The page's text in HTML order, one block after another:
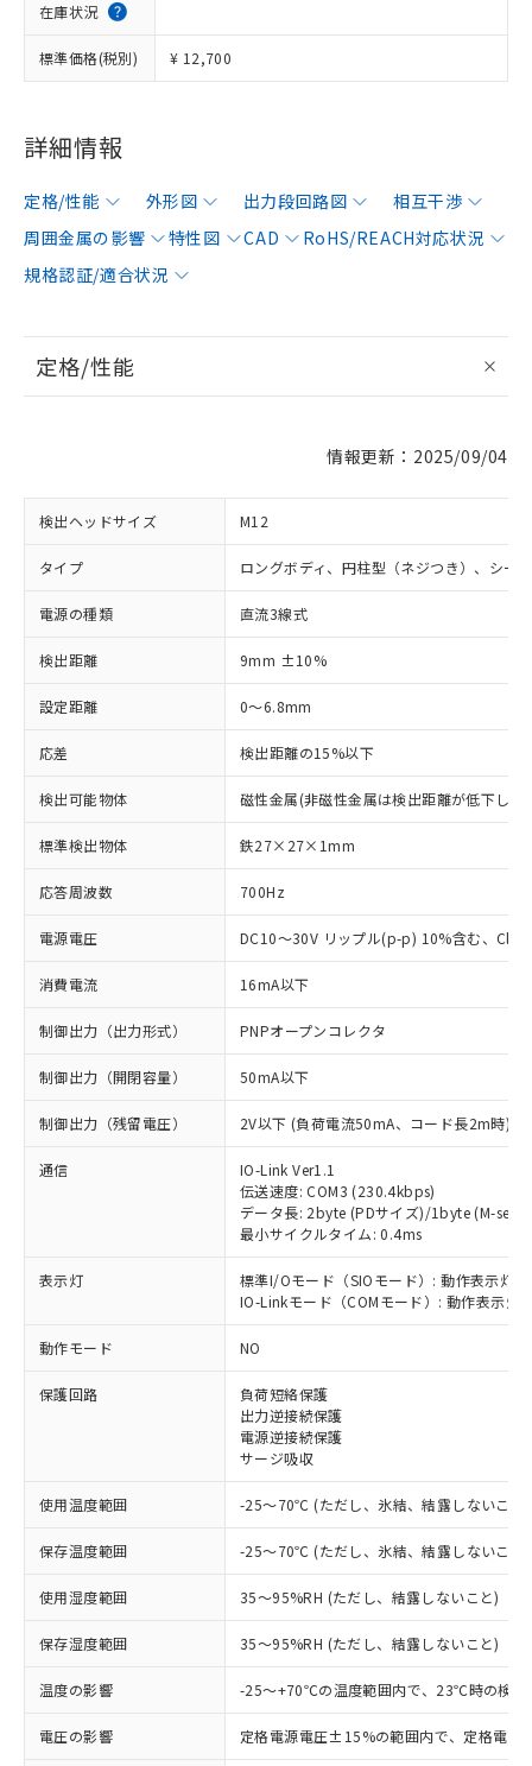
在庫状況
標準価格(税別) ¥ 12,700
詳細情報
定格/性能 外形図 出力段回路図
相互干渉
周囲金属の影響
特性図 CAD
RoHS/REACH対応状況
規格認証/適合状況
定格/性能
情報更新：2025/09/04
検出ヘッドサイズ M12
タイプ ロングボディ、円柱型（ネジつき）、シー
電源の種類 直流3線式
検出距離 9mm ±10%
設定距離 0～6.8mm
応差 検出距離の15%以下
検出可能物体 磁性金属(非磁性金属は検出距離が低下しま
標準検出物体 鉄27×27×1mm
応答周波数 700Hz
電源電圧 DC10～30V リップル(p-p) 10%含む、
消費電流 16mA以下
制御出力（出力形式） PNPオープンコレクタ
制御出力（開閉容量） 50mA以下
制御出力（残留電圧） 2V以下 (負荷電流50mA、コード長2m時)
通信
IO-Link Ver1.1
伝送速度: COM3 (230.4kbps)
データ長: 2byte (PDサイズ)/1byte (M-
最小サイクルタイム: 0.4ms
表示灯
標準I/Oモード（SIOモード）: 動作表示灯(
IO-Linkモード（COMモード）: 動作表示
動作モード NO
保護回路
負荷短絡保護
出力逆接続保護
電源逆接続保護
サージ吸収
使用温度範囲 -25～70℃ (ただし、氷結、結露しないこと)
保存温度範囲 -25～70℃ (ただし、氷結、結露しないこと)
使用湿度範囲 35～95%RH (ただし、結露しないこと)
保存湿度範囲 35～95%RH (ただし、結露しないこと)
温度の影響 -25～+70℃の温度範囲内で、23℃時の検
電圧の影響 定格電源電圧±15%の範囲内で、定格電
ご利用条件
以下の条件をお読みいただき、同意のうえ
ご利用ください。
本サービスは、当社制御機器事業取扱
商品の当社在庫状況および標準価格
(税抜)を提供させていただくもので
当社制御機器事業取扱商品の中には、
本サービスの対象外となる商品もある
ことをご了承ください。
対応済み：EU RoHS指令（10物質）の
非含有に対応した製品が提供可能な商品で
対応予定：EU RoHS指令（10物質）の非含
有に対応した製品に切り替える予定のある
商品です。
対応予定なし：EU RoHS指令（10物質）の
非含有に非対応の商品で、対応品を出す予
定はありません。
調査・確認中：EU RoHS指令（10物質）の
非含有の対応状況を調査中または確認中の
商品です。
非該当品：ライセンス料など無形物で、有
害物質有無と関係のない商品です。
いたものが、含有品と判明した場合などや
※1 中国RoHS○×表
「○」：最大均質材料含有率が中国RoHSの
基準値以下であることを示します。
「×」：最大均質材料含有率が中国RoHSの
基準値を超えていることを示します。